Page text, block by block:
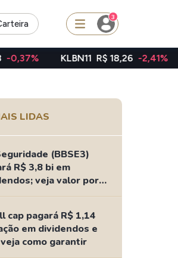
3
de Dividendos
do Dividendo Inteligente
R$ 18,26 -2,41% TAEE11 R$
LIDAS
(BBSE3)
R$ 3,8 bi em
veja valor por
cap pagará R$ 1,14
em dividendos e
veja como garantir